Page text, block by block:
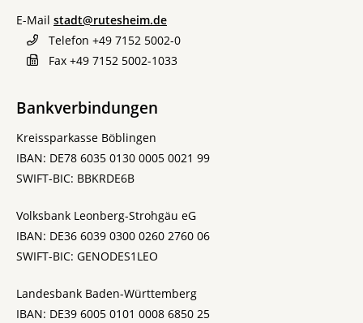
E-Mail stadt@rutesheim.de
Telefon +49 7152 5002-0
Fax +49 7152 5002-1033
Bankverbindungen
Kreissparkasse Böblingen
IBAN: DE78 6035 0130 0005 0021 99
SWIFT-BIC: BBKRDE6B
Volksbank Leonberg-Strohgäu eG
IBAN: DE36 6039 0300 0260 2760 06
SWIFT-BIC: GENODES1LEO
Landesbank Baden-Württemberg
IBAN: DE39 6005 0101 0008 6850 25